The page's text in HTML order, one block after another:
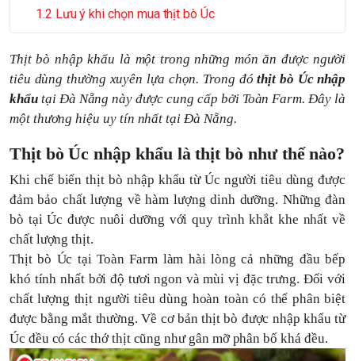
Lưu ý khi chọn mua thịt bò Úc
Thịt bò nhập khẩu là một trong những món ăn được người
tiêu dùng thường xuyên lựa chọn. Trong đóthịt bò Úc nhập
khẩu tại Đà Nẵng này được cung cấp bởi Toàn Farm. Đây là
một thương hiệu uy tín nhất tại Đà Nẵng.
Thịt bò Úc nhập khẩu là thịt bò như thế nào?
Khi chế biến thịt bò nhập khẩu từ Úc người tiêu dùng được
đảm bảo chất lượng về hàm lượng dinh dưỡng. Những đàn
bò tại Úc được nuôi dưỡng với quy trình khắt khe nhất về
chất lượng thịt.
Thịt bò Úc tại Toàn Farm làm hài lòng cả những đầu bếp
khó tính nhất bởi độ tươi ngon và mùi vị đặc trưng. Đối với
chất lượng thịt người tiêu dùng hoàn toàn có thể phân biệt
được bằng mắt thường. Về cơ bản thịt bò được nhập khẩu từ
Úc đều có các thớ thịt cũng như gân mỡ phân bố khá đều.